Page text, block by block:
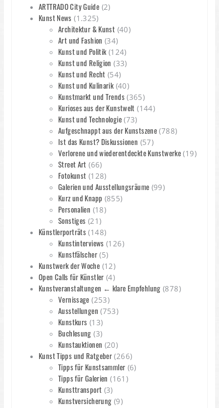
ARTTRADO City Guide (2)
Kunst News (1.325)
Architektur & Kunst (40)
Art und Fashion (34)
Kunst und Politik(124)
Kunst und Religion (33)
Kunst und Recht (54)
Kunst und Kulinarik(40)
Kunstmarkt und Trends(365)
Kurioses aus der Kunstwelt (144)
Kunst und Technologie(73)
Aufgeschnappt aus der Kunstszene (788)
Ist das Kunst? Diskussionen (57)
Verlorene und wiederentdeckte Kunstwerke (19)
Street Art (66)
Fotokunst (128)
Galerien und Ausstellungsräume (99)
Kurz und Knapp (855)
Personalien (18)
Sonstiges (21)
Künstlerporträts (148)
Kunstinterviews (126)
Kunstfälscher(5)
Kunstwerk der Woche (12)
Open Calls für Künstler (4)
Kunstveranstaltungen ← klare Empfehlung (878)
Vernissage (253)
Ausstellungen (753)
Kunstkurs (13)
Buchlesung (3)
Kunstauktionen (20)
Kunst Tipps und Ratgeber (266)
Tipps für Kunstsammler (6)
Tipps für Galerien (161)
Kunsttransport (3)
Kunstversicherung (9)